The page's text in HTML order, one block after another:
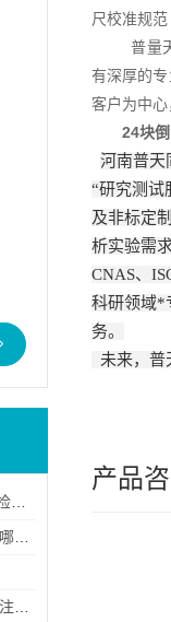
尺校准规范
普量
有深厚的
客户为中
24块
河南普天
“研究测试
及非标定
析实验需
CNAS、
科研领域*
务。
未来，普
产品